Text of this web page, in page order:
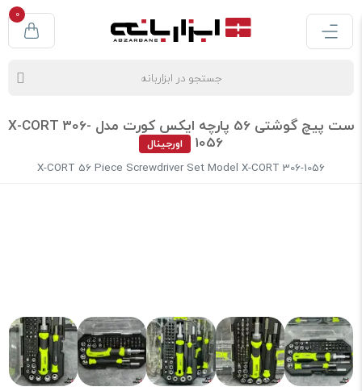
0
ست پیچ گوشتی 56 پارچه ایکس کورت مدل X-CORT 306-
1056 اورجینال
X-CORT 56 Piece Screwdriver Set Model X-CORT 306-1056